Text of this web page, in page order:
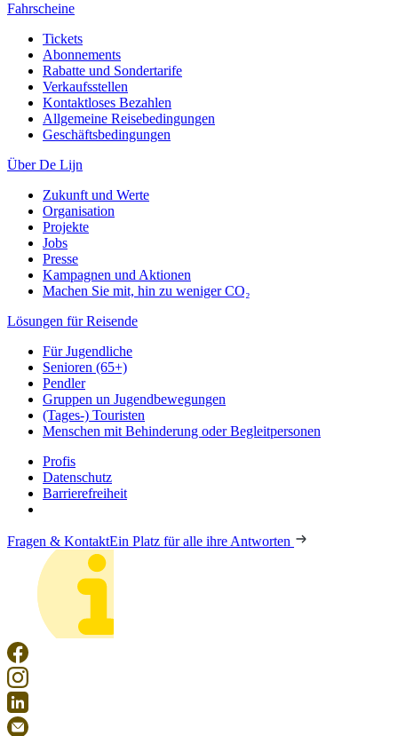
Fahrscheine
Tickets
Abonnements
Rabatte und Sondertarife
Verkaufsstellen
Kontaktloses Bezahlen
Allgemeine Reisebedingungen
Geschäftsbedingungen
Über De Lijn
Zukunft und Werte
Organisation
Projekte
Jobs
Presse
Kampagnen und Aktionen
Machen Sie mit, hin zu weniger CO₂
Lösungen für Reisende
Für Jugendliche
Senioren (65+)
Pendler
Gruppen un Jugendbewegungen
(Tages-) Touristen
Menschen mit Behinderung oder Begleitpersonen
Profis
Datenschutz
Barrierefreiheit
Fragen & KontaktEin Platz für alle ihre Antworten